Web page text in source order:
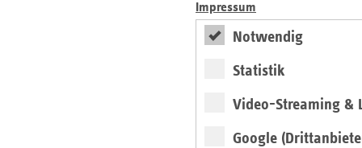
Impressum
Notwendig
Statistik
Video-Streaming &
Google
Seitenleiste
Informationen
Auf einen Blick
Veranstaltungen
Kontakt und Anfahrt